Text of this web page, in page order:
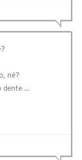
né?
dente …